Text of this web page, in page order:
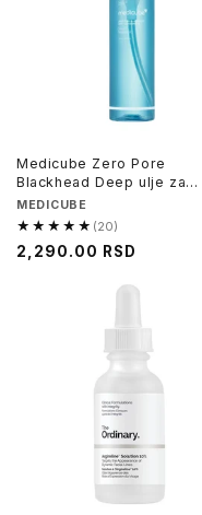
Medicube Zero Pore
Blackhead Deep ulje za
čišćenje lica
Brend
MEDICUBE
★★★★★ (20)
4.8
od
Regularna
2,290.00 RSD